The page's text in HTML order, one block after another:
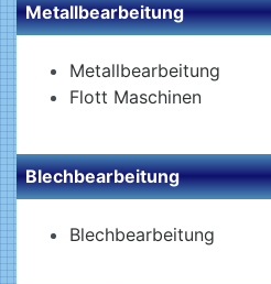
Metallbearbeitung
Metallbearbeitung
Flott Maschinen
Blechbearbeitung
Blechbearbeitung